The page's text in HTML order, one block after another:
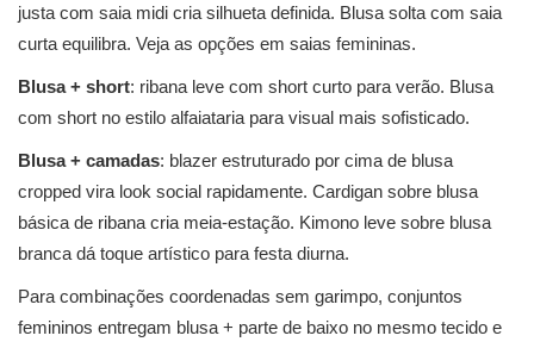
justa com saia midi cria silhueta definida. Blusa solta com saia
curta equilibra. Veja as opções em saias femininas.
Blusa + short: ribana leve com short curto para verão. Blusa
com short no estilo alfaiataria para visual mais sofisticado.
Blusa + camadas: blazer estruturado por cima de blusa
cropped vira look social rapidamente. Cardigan sobre blusa
básica de ribana cria meia-estação. Kimono leve sobre blusa
branca dá toque artístico para festa diurna.
Para combinações coordenadas sem garimpo, conjuntos
femininos entregam blusa + parte de baixo no mesmo tecido e